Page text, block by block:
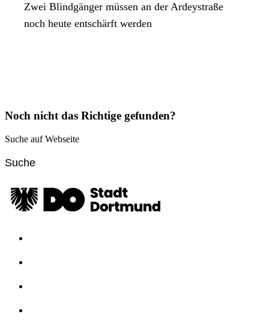
Zwei Blindgänger müssen an der Ardeystraße
noch heute entschärft werden
Noch nicht das Richtige gefunden?
Suche auf Webseite